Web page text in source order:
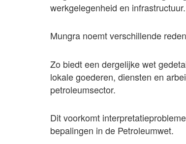
werkgelegenheid en infrastructuur.
Mungra noemt verschillende
Zo biedt een dergelijke wet
lokale goederen, diensten en
petroleumsector.
Dit voorkomt
bepalingen in de Petroleumwet.